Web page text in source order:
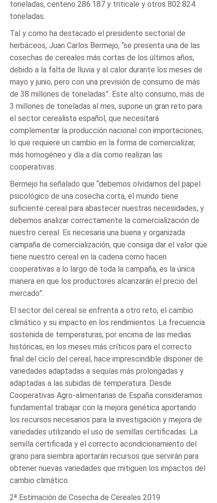
toneladas, centeno 286.187 y triticale y otros 802.824
toneladas.
Tal y como ha destacado el presidente sectorial de
herbáceos, Juan Carlos Bermejo, “se presenta una de las
cosechas de cereales más cortas de los últimos años,
debido a la falta de lluvia y al calor durante los meses de
mayo y junio, pero con una previsión de consumo de más
de 38 millones de toneladas”. Este alto consumo, más de
3 millones de toneladas al mes, supone un gran reto para
el sector cerealista español, que necesitará
complementar la producción nacional con importaciones,
lo que requiere un cambio en la forma de comercializar,
más homogéneo y día a día como realizan las
cooperativas.
Bermejo ha señalado que “debemos olvidarnos del papel
psicológico de una cosecha corta, el mundo tiene
suficiente cereal para abastecer nuestras necesidades, y
debemos analizar correctamente la comercialización de
nuestro cereal. Es necesaria una buena y organizada
campaña de comercialización, que consiga dar el valor que
tiene nuestro cereal en la cadena como hacen
cooperativas a lo largo de toda la campaña, es la única
manera en que los productores alcanzarán el precio del
mercado”.
El sector del cereal se enfrenta a otro reto, el cambio
climático y su impacto en los rendimientos. La frecuencia
sostenida de temperaturas, por encima de las medias
históricas, en los meses más críticos para el correcto
final del ciclo del cereal, hace imprescindible disponer de
variedades adaptadas a sequías más prolongadas y
adaptadas a las subidas de temperatura. Desde
Cooperativas Agro-alimentarias de España consideramos
fundamental trabajar con la mejora genética aportando
los recursos necesarios para la investigación y mejora de
variedades utilizando el uso de semillas certificadas. La
semilla certificada y el correcto acondicionamiento del
grano para siembra aportarán recursos que servirán para
obtener nuevas variedades que mitiguen los impactos del
cambio climático.
2ª Estimación de Cosecha de Cereales 2019